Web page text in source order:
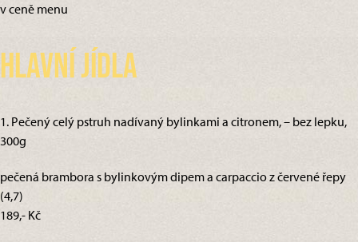
v ceně menu
Hlavní jídla
1. Pečený celý pstruh nadívaný bylinkami a citronem, – bez lepku,
300g
pečená brambora s bylinkovým dipem a carpaccio z červené řepy
(4,7)
189,- Kč